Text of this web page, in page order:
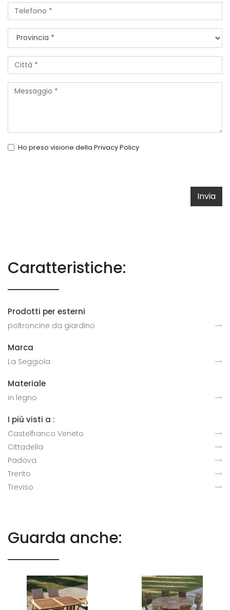
Ho preso visione della Privacy Policy
Invia
Caratteristiche:
Prodotti per esterni
poltroncine da giardino
Marca
La Seggiola
Materiale
in legno
I più visti a :
Castelfranco Veneto
Cittadella
Padova
Trento
Treviso
Guarda anche: